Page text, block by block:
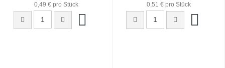
0,49 € pro Stück 0,51 € pro Stück